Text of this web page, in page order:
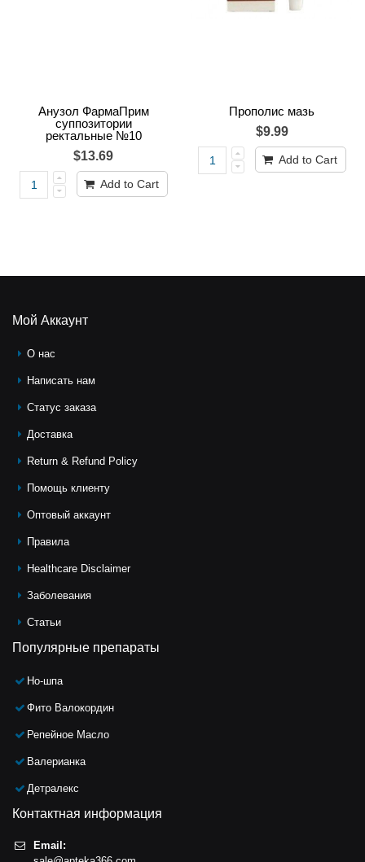
Анузол ФармаПрим
суппозитории
ректальные №10
$13.69
Add to Cart
Прополис мазь
$9.99
Add to Cart
Мой Аккаунт
О нас
Написать нам
Статус заказа
Доставка
Return & Refund Policy
Помощь клиeнту
Оптовый аккаунт
Правила
Healthcare Disclaimer
Заболевания
Статьи
Популярные препараты
Но-шпа
Фито Валокордин
Репейное Масло
Валерианка
Детралекс
Контактная информация
Email: